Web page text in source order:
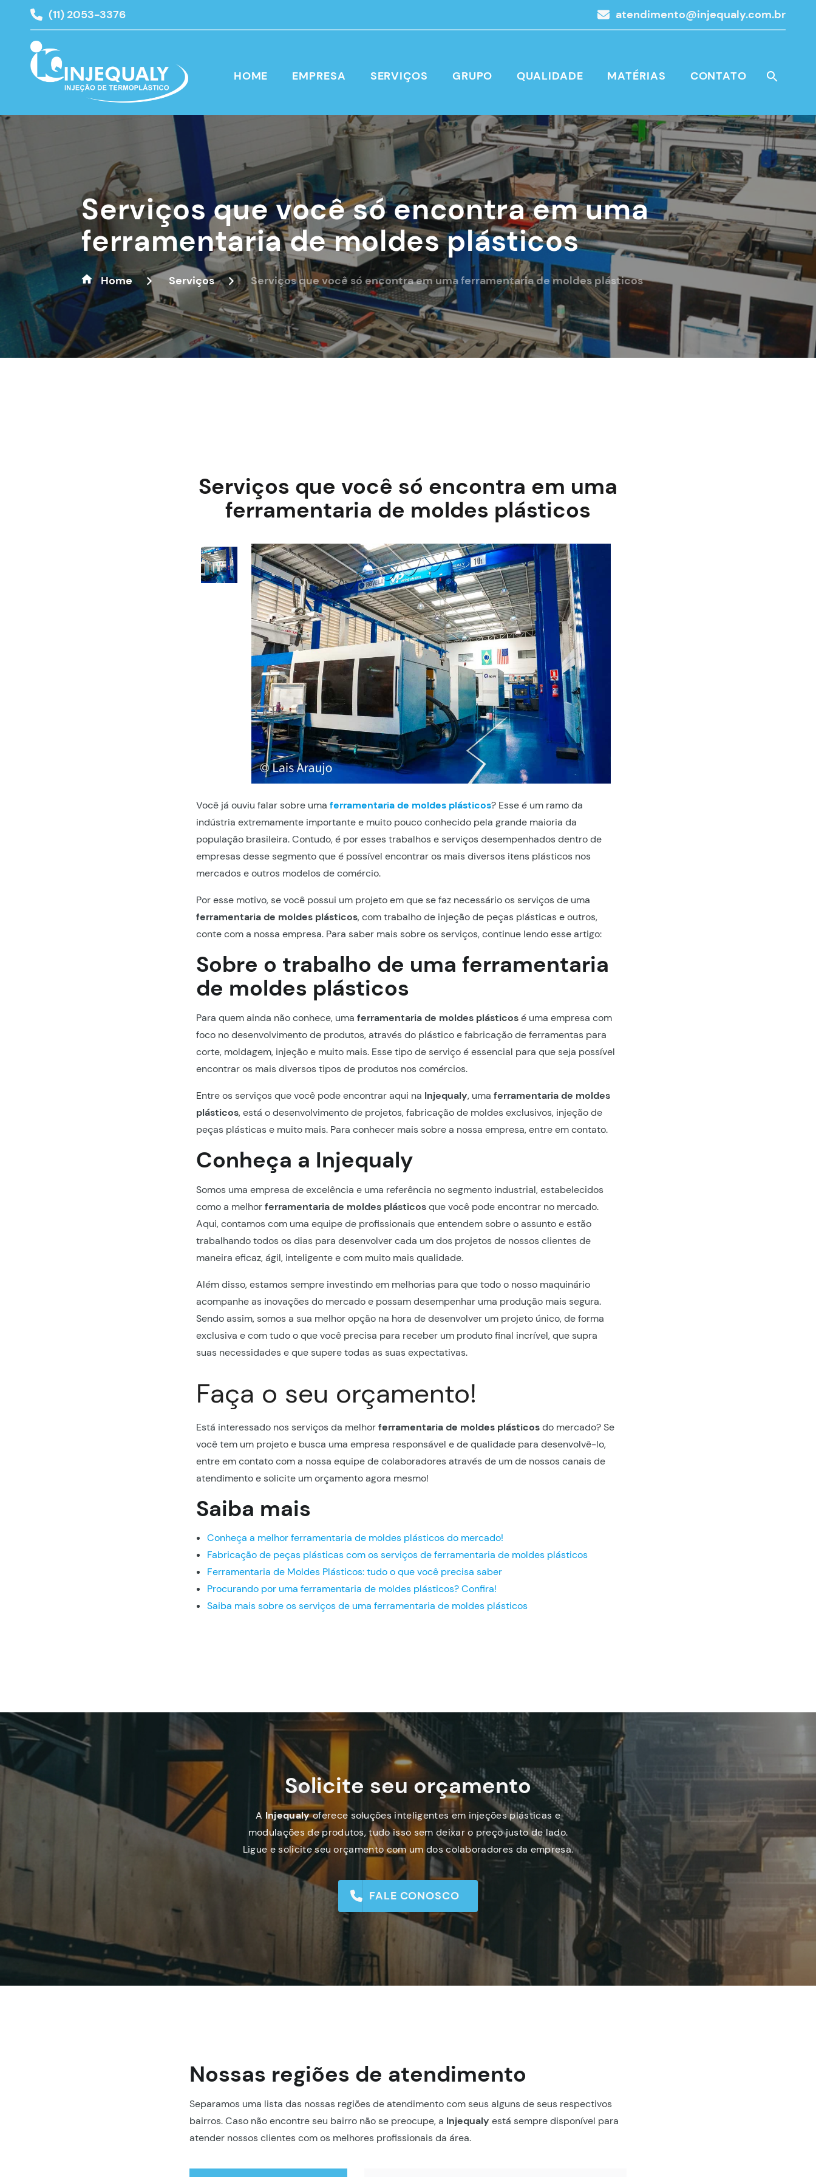
(11) 2053-3376 atendimento@injequaly.com.br
HOME EMPRESA SERVIÇOS GRUPO QUALIDADE MATÉRIAS CONTATO
Serviços que você só encontra em uma
ferramentaria de moldes plásticos
Home Serviços Serviços que você só encontra em uma ferramentaria de moldes plásticos
Serviços que você só encontra em uma
ferramentaria de moldes plásticos
Você já ouviu falar sobre umaferramentaria de moldes plásticos? Esse é um ramo da
indústria extremamente importante e muito pouco conhecido pela grande maioria da
população brasileira. Contudo, é por esses trabalhos e serviços desempenhados dentro de
empresas desse segmento que é possível encontrar os mais diversos itens plásticos nos
mercados e outros modelos de comércio.
Por esse motivo, se você possui um projeto em que se faz necessário os serviços de uma
ferramentaria de moldes plásticos, com trabalho de injeção de peças plásticas e outros,
conte com a nossa empresa. Para saber mais sobre os serviços, continue lendo esse artigo:
Sobre o trabalho de uma ferramentaria
de moldes plásticos
Para quem ainda não conhece, umaferramentaria de moldes plásticosé uma empresa com
foco no desenvolvimento de produtos, através do plástico e fabricação de ferramentas para
corte, moldagem, injeção e muito mais. Esse tipo de serviço é essencial para que seja possível
encontrar os mais diversos tipos de produtos nos comércios.
Entre os serviços que você pode encontrar aqui na Injequaly, umaferramentaria de moldes
plásticos, está o desenvolvimento de projetos, fabricação de moldes exclusivos, injeção de
peças plásticas e muito mais. Para conhecer mais sobre a nossa empresa, entre em contato.
Conheça a Injequaly
Somos uma empresa de excelência e uma referência no segmento industrial, estabelecidos
como a melhorferramentaria de moldes plásticosque você pode encontrar no mercado.
Aqui, contamos com uma equipe de profissionais que entendem sobre o assunto e estão
trabalhando todos os dias para desenvolver cada um dos projetos de nossos clientes de
maneira eficaz, ágil, inteligente e com muito mais qualidade.
Além disso, estamos sempre investindo em melhorias para que todo o nosso maquinário
acompanhe as inovações do mercado e possam desempenhar uma produção mais segura.
Sendo assim, somos a sua melhor opção na hora de desenvolver um projeto único, de forma
exclusiva e com tudo o que você precisa para receber um produto final incrível, que supra
suas necessidades e que supere todas as suas expectativas.
Faça o seu orçamento!
Está interessado nos serviços da melhorferramentaria de moldes plásticosdo mercado? Se
você tem um projeto e busca uma empresa responsável e de qualidade para desenvolvê-lo,
entre em contato com a nossa equipe de colaboradores através de um de nossos canais de
atendimento e solicite um orçamento agora mesmo!
Saiba mais
Conheça a melhor ferramentaria de moldes plásticos do mercado!
Fabricação de peças plásticas com os serviços de ferramentaria de moldes plásticos
Ferramentaria de Moldes Plásticos: tudo o que você precisa saber
Procurando por uma ferramentaria de moldes plásticos? Confira!
Saiba mais sobre os serviços de uma ferramentaria de moldes plásticos
Solicite seu orçamento
A Injequalyoferece soluções inteligentes em injeções plásticas e
modulações de produtos, tudo isso sem deixar o preço justo de lado.
Ligue e solicite seu orçamento com um dos colaboradores da empresa.
FALE CONOSCO
Nossas regiões de atendimento
Separamos uma lista das nossas regiões de atendimento com seus alguns de seus respectivos
bairros. Caso não encontre seu bairro não se preocupe, a Injequaly está sempre disponível para
atender nossos clientes com os melhores profissionais da área.